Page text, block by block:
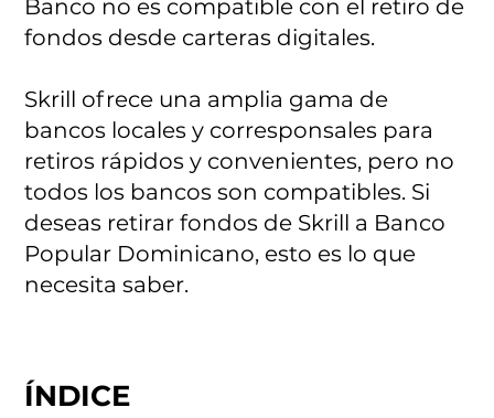
ÍNDICE
Banco no es compatible con el retiro de
fondos desde carteras digitales.
Skrill ofrece una amplia gama de
bancos locales y corresponsales para
retiros rápidos y convenientes, pero no
todos los bancos son compatibles. Si
deseas retirar fondos de Skrill a Banco
Popular Dominicano, esto es lo que
necesita saber.